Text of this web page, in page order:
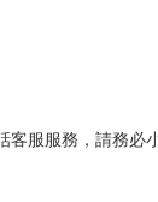
客服服務，請務必